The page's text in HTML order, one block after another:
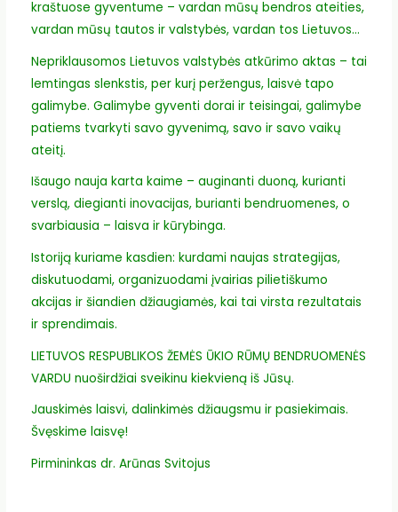
kraštuose gyventume – vardan mūsų bendros ateities,
vardan mūsų tautos ir valstybės, vardan tos Lietuvos…
Nepriklausomos Lietuvos valstybės atkūrimo aktas – tai
lemtingas slenkstis, per kurį peržengus, laisvė tapo
galimybe. Galimybe gyventi dorai ir teisingai, galimybe
patiems tvarkyti savo gyvenimą, savo ir savo vaikų
ateitį.
Išaugo nauja karta kaime – auginanti duoną, kurianti
verslą, diegianti inovacijas, burianti bendruomenes, o
svarbiausia – laisva ir kūrybinga.
Istoriją kuriame kasdien: kurdami naujas strategijas,
diskutuodami, organizuodami įvairias pilietiškumo
akcijas ir šiandien džiaugiamės, kai tai virsta rezultatais
ir sprendimais.
LIETUVOS RESPUBLIKOS ŽEMĖS ŪKIO RŪMŲ BENDRUOMENĖS
VARDU nuoširdžiai sveikinu kiekvieną iš Jūsų.
Jauskimės laisvi, dalinkimės džiaugsmu ir pasiekimais.
Švęskime laisvę!
Pirmininkas dr. Arūnas Svitojus